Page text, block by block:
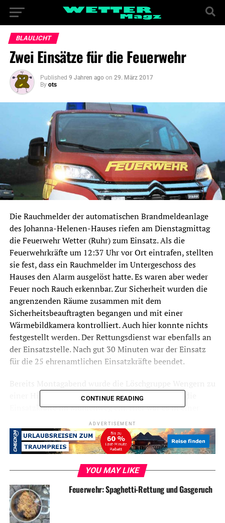
BLAULICHT
Zwei Einsätze für die Feuerwehr
Published 9 Jahren ago on 29. März 2017
By ots
Die Rauchmelder der automatischen Brandmeldeanlage
des Johanna-Helenen-Hauses riefen am Dienstagmittag
die Feuerwehr Wetter (Ruhr) zum Einsatz. Als die
Feuerwehrkräfte um 12:37 Uhr vor Ort eintrafen, stellten
sie fest, dass ein Rauchmelder im Untergeschoss des
Hauses den Alarm ausgelöst hatte. Es waren aber weder
Feuer noch Rauch erkennbar. Zur Sicherheit wurden die
angrenzenden Räume zusammen mit dem
Sicherheitsbeauftragten begangen und mit einer
Wärmebildkamera kontrolliert. Auch hier konnte nichts
festgestellt werden. Der Rettungsdienst war ebenfalls an
der Einsatzstelle. Nach gut 30 Minuten war der Einsatz
für die 25 ehrenamtlichen Einsatzkräfte beendet.
einer Hilfeleistung gerufen. Um 20:12 Uhr trafen die
Einsatzkräfte im Mühlenweg ein. Hier war es in einer
Wohnung zu einem medizinischen Notfall gekommen.
Da befürchtet werden musste, dass die Bewohnerin nicht
mehr selbstständig die Tür öffnen konnte, wurde die
Feuerwehr zusammen mit dem Rettungsdienst alarmiert.
Die Feuerwehr brauchte allerdings nicht mehr tätig
werden, die Wohnungstür war bei Eintreffen bereits
geöffnet und die Patientin konnte versorgt werden.
Bereits nach fünf Minuten konnten die ehrenamtlichen
Kräfte wieder einrücken.
CONTINUE READING
ADVERTISEMENT
YOU MAY LIKE
Feuerwehr: Spaghetti-Rettung und Gasgeruch